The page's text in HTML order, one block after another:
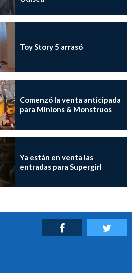
Toy Story 5 arrasó
Comenzó la venta anticipada
para Minions & Monstruos
Ya están en venta las
entradas para Supergirl